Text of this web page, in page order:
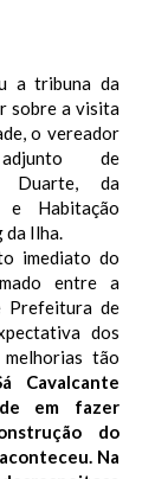
a tribuna da
sobre a visita
o vereador
de
Duarte, da
e Habitação
da Ilha.
imediato do
entre a
Prefeitura de
dos
tão
Cavalcante
em fazer
do
Na